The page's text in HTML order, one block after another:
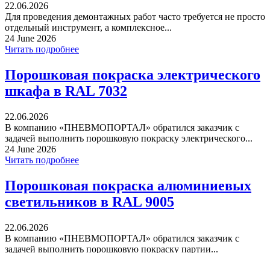
22.06.2026
Для проведения демонтажных работ часто требуется не просто
отдельный инструмент, а комплексное...
24 June 2026
Читать подробнее
Порошковая покраска электрического
шкафа в RAL 7032
22.06.2026
В компанию «ПНЕВМОПОРТАЛ» обратился заказчик с
задачей выполнить порошковую покраску электрического...
24 June 2026
Читать подробнее
Порошковая покраска алюминиевых
светильников в RAL 9005
22.06.2026
В компанию «ПНЕВМОПОРТАЛ» обратился заказчик с
задачей выполнить порошковую покраску партии...